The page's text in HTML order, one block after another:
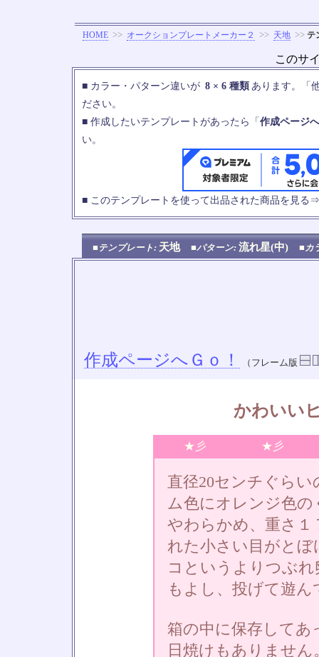
HOME >> オークションプレートメーカー２ >> 天地 >> テ
このサ
■ カラー・パターン違いが 8 × 6 種類 あります。「
ださい。
■ 作成したいテンプレートがあったら「 作成ページ
い。
■ このテンプレートを使って出品された商品を見る
■テンプレート: 天地 ■パターン: 流れ星(中) ■カ
作成ページへＧｏ！ （フレーム版
かわいい
★彡 ★彡
直径20センチぐら
ム色にオレンジ色
やわらかめ、重さ１
れた小さい目がと
コというよりつぶ
もよし、投げて遊ん
箱の中に保存してあ
日焼けもありません